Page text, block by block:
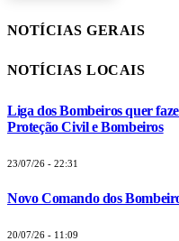
NOTÍCIAS GERAIS
NOTÍCIAS LOCAIS
Liga dos Bombeiros quer
Proteção Civil e Bombeiros
23/07/26 - 22:31
Novo Comando dos
20/07/26 - 11:09